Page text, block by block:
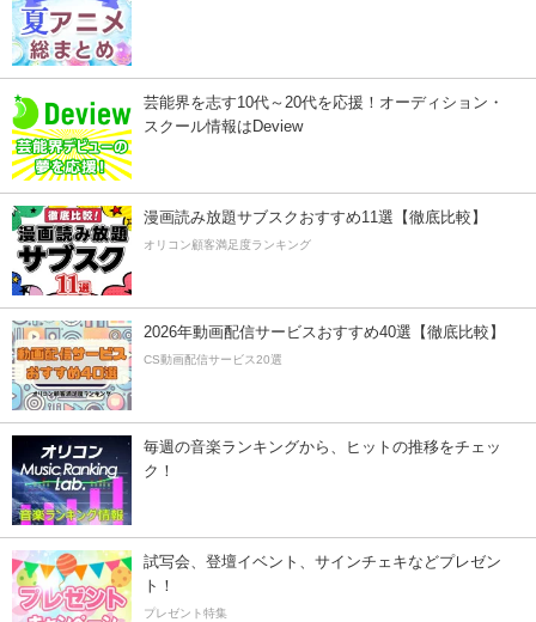
芸能界を志す10代～20代を応援！オーディション・
スクール情報はDeview
漫画読み放題サブスクおすすめ11選【徹底比較】
オリコン顧客満足度ランキング
2026年動画配信サービスおすすめ40選【徹底比較】
CS動画配信サービス20選
毎週の音楽ランキングから、ヒットの推移をチェッ
ク！
試写会、登壇イベント、サインチェキなどプレゼン
ト！
プレゼント特集